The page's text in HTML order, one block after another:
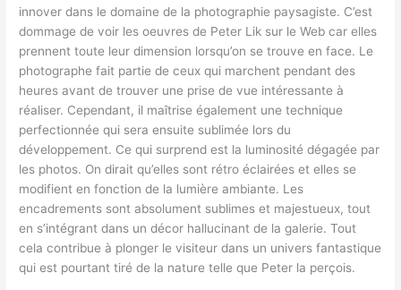
innover dans le domaine de la photographie paysagiste. C’est
dommage de voir les oeuvres de Peter Lik sur le Web car elles
prennent toute leur dimension lorsqu’on se trouve en face. Le
photographe fait partie de ceux qui marchent pendant des
heures avant de trouver une prise de vue intéressante à
réaliser. Cependant, il maîtrise également une technique
perfectionnée qui sera ensuite sublimée lors du
développement. Ce qui surprend est la luminosité dégagée par
les photos. On dirait qu’elles sont rétro éclairées et elles se
modifient en fonction de la lumière ambiante. Les
encadrements sont absolument sublimes et majestueux, tout
en s’intégrant dans un décor hallucinant de la galerie. Tout
cela contribue à plonger le visiteur dans un univers fantastique
qui est pourtant tiré de la nature telle que Peter la perçois.